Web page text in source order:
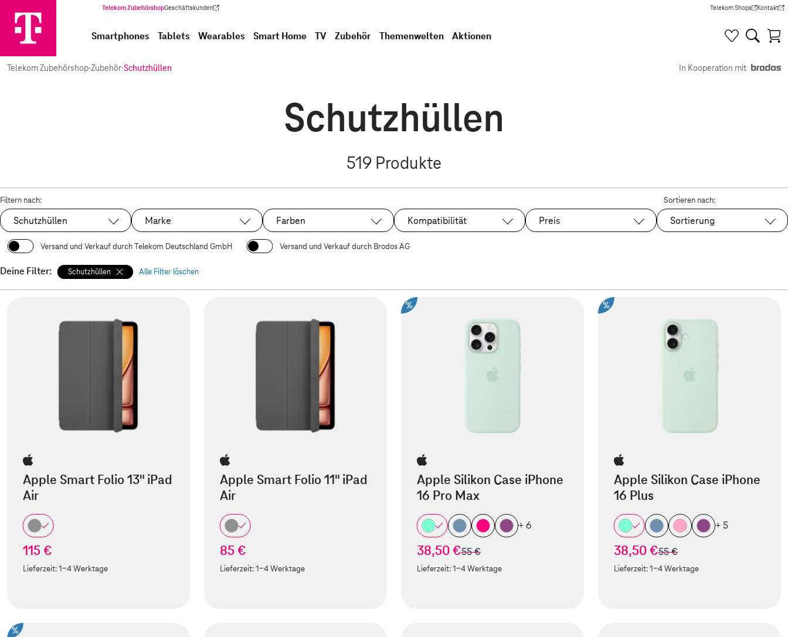
Telekom ZubehörshopGeschäftskunden
(Wird in einem neuen Tab geöffnet) Telekom Shops
(Wird in einem neuen Tab
Kontakt
(Wird in
Smartphones Tablets Wearables Smart Home TV Zubehör Themenwelten Aktionen
Telekom Zubehörshop·Zubehör·Schutzhüllen In Kooperation mit
Schutzhüllen
519 Produkte
Filtern nach:
Ausgewählt:
Schutzhüllen Marke Farben Kompatibilität Preis
Sortieren nach:
Sortierung
Versand und Verkauf durch Telekom Deutschland GmbH Versand und Verkauf durch Brodos AG
Deine Filter: Schutzhüllen Alle Filter löschen
Apple Smart Folio 13" iPad
Air
115 €
Lieferzeit:1-4 Werktage
Apple Smart Folio 11" iPad
Air
85 €
Lieferzeit:1-4 Werktage
%
Apple Silikon Case iPhone
16 Pro Max
+ 6
38,50 €statt
55 €
Lieferzeit:1-4 Werktage
%
Apple Silikon Case iPhone
16 Plus
+ 5
38,50 €statt
55 €
Lieferzeit:1-4 Werktage
%